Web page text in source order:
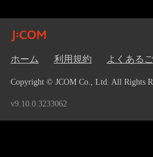
ホーム 利用規約 よくある
Copyright © JCOM Co., Ltd. All Rights
v9.10.0.3233062